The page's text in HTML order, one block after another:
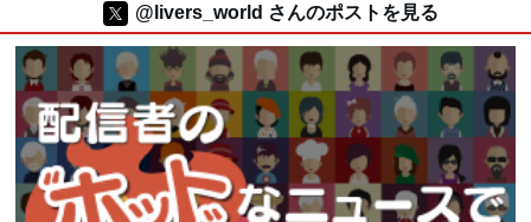
@livers_world さんのポストを見る